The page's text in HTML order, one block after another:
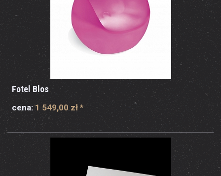
Fotel Blos
cena: 1 549,00 zł *